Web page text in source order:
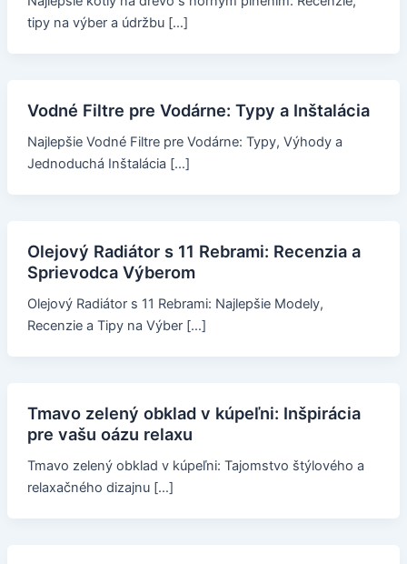
tipy na výber a údržbu […]
Vodné Filtre pre Vodárne: Typy a Inštalácia
Najlepšie Vodné Filtre pre Vodárne: Typy, Výhody a
Jednoduchá Inštalácia […]
Olejový Radiátor s 11 Rebrami: Recenzia a
Sprievodca Výberom
Olejový Radiátor s 11 Rebrami: Najlepšie Modely,
Recenzie a Tipy na Výber […]
Tmavo zelený obklad v kúpeľni: Inšpirácia
pre vašu oázu relaxu
Tmavo zelený obklad v kúpeľni: Tajomstvo štýlového a
relaxačného dizajnu […]